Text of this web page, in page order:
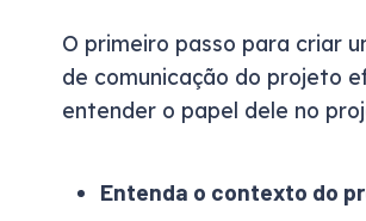
O primeiro passo para criar
de comunicação do projeto
entender o papel dele no
Entenda o contexto do